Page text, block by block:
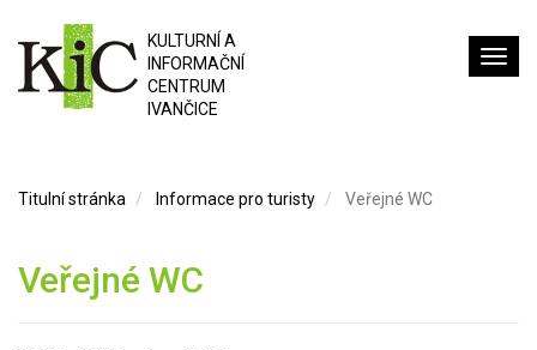
KULTURNÍ A
INFORMAČNÍ
CENTRUM
IVANČICE
Titulní stránka Informace pro turisty Veřejné WC
Veřejné WC